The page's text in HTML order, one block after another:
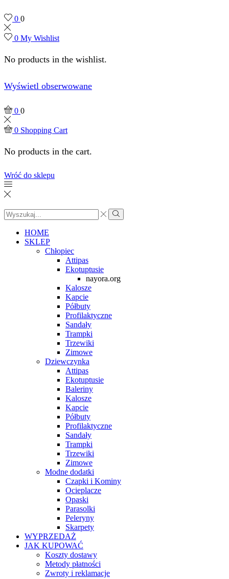
0 0
0 My Wishlist
No products in the wishlist.
Wyświetl obserwowane
0 0
0 Shopping Cart
No products in the cart.
Wróć do sklepu
Search
input
Search
HOME
SKLEP
Chłopiec
Attipas
Ekotuptusie
nayora.org
Kalosze
Kapcie
Półbuty
Profilaktyczne
Sandały
Trampki
Trzewiki
Zimowe
Dziewczynka
Attipas
Ekotuptusie
Baleriny
Kalosze
Kapcie
Półbuty
Profilaktyczne
Sandały
Trampki
Trzewiki
Zimowe
Modne dodatki
Czapki i Kominy
Ocieplacze
Opaski
Parasolki
Peleryny
Skarpety
WYPRZEDAŻ
JAK KUPOWAĆ
Koszty dostawy
Metody płatności
Zwroty i reklamacje